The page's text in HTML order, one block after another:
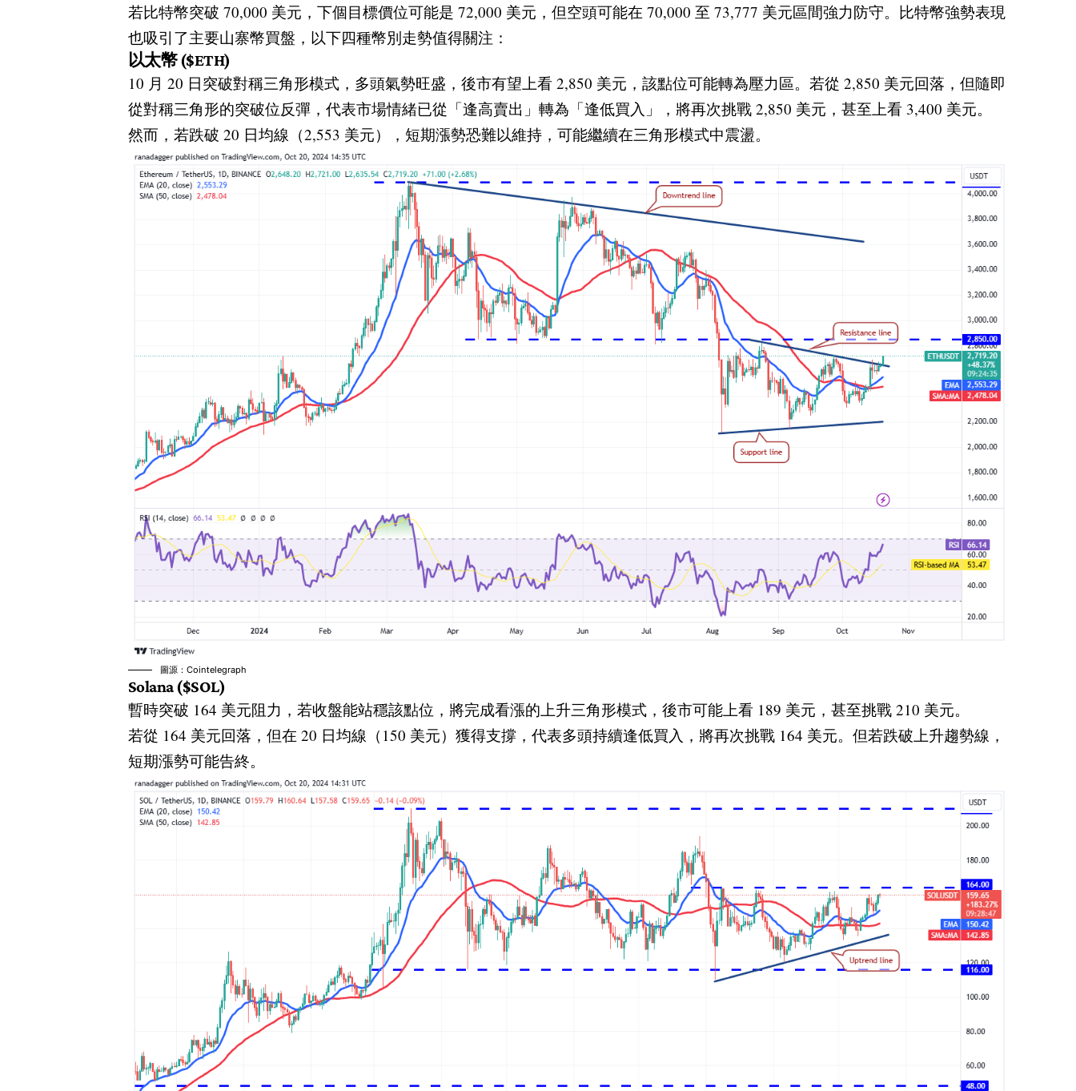
若比特幣突破 70,000 美元，下個目標價位可能是 72,000 美元，但空頭可能在 70,000 至 73,777 美元區間強力防守。比特幣強勢表現
也吸引了主要山寨幣買盤，以下四種幣別走勢值得關注：
以太幣 ($ETH)
10 月 20 日突破對稱三角形模式，多頭氣勢旺盛，後市有望上看 2,850 美元，該點位可能轉為壓力區。若從 2,850 美元回落，但隨即
從對稱三角形的突破位反彈，代表市場情緒已從「逢高賣出」轉為「逢低買入」，將再次挑戰 2,850 美元，甚至上看 3,400 美元。
然而，若跌破 20 日均線（2,553 美元），短期漲勢恐難以維持，可能繼續在三角形模式中震盪。
圖源：Cointelegraph
Solana ($SOL)
暫時突破 164 美元阻力，若收盤能站穩該點位，將完成看漲的上升三角形模式，後市可能上看 189 美元，甚至挑戰 210 美元。
若從 164 美元回落，但在 20 日均線（150 美元）獲得支撐，代表多頭持續逢低買入，將再次挑戰 164 美元。但若跌破上升趨勢線，
短期漲勢可能告終。